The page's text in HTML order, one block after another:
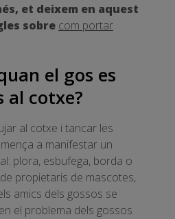
et deixem en aquest
sobre com portar
el gos es
al cotxe?
al cotxe i tancar les
a manifestar un
plora, esbufega, borda o
propietaris de mascotes,
amics dels gossos se
el problema dels gossos